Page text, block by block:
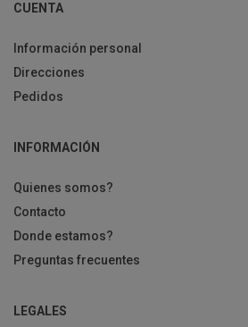
CUENTA
Información personal
Direcciones
Pedidos
INFORMACIÓN
Quienes somos?
Contacto
Donde estamos?
Preguntas frecuentes
LEGALES